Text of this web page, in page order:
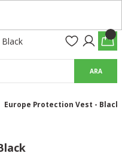
ARA
Europe Protection Vest - Black